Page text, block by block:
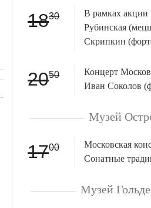
1830
В рамках акции
Рубинская
Скрипкин
2050
Концерт
Иван Соколов
Музей
1700
Московская
Сонатные
Музей